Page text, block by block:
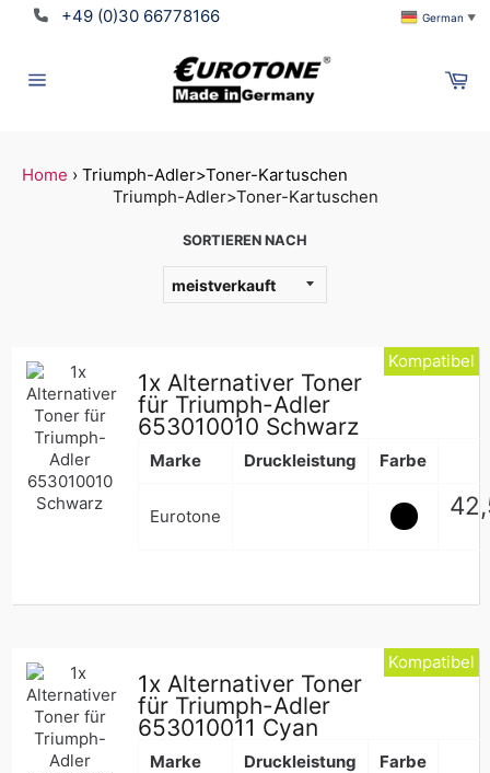
Direkt
+49 (0)30 66778166 German ▼
Home › Triumph-Adler>Toner-Kartuschen
Triumph-Adler>Toner-Kartuschen
SORTIEREN NACH
1x Alternativer Toner
für Triumph-Adler
653010010 Schwarz
Marke Druckleistung Farbe
Eurotone
Kompatibel
1x Alternativer Toner
für Triumph-Adler
653010011 Cyan
Marke Druckleistung Farbe
Kompatibel